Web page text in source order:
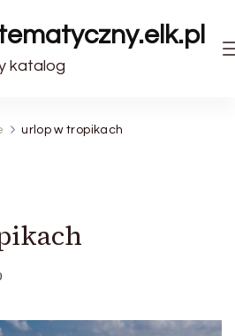
katalog
urlop w tropikach